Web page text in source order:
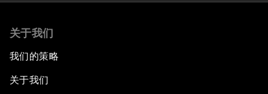
关于我们
我们的策略
关于我们